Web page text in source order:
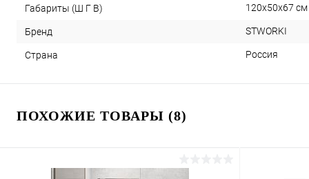
Габариты (Ш Г В) 120x50x67 см
Бренд STWORKI
Страна Россия
ПОХОЖИЕ ТОВАРЫ (8)